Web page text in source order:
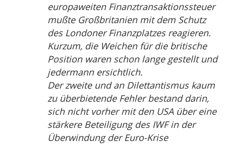
europaweiten Finanztransaktionssteuer
mußte Großbritanien mit dem Schutz
des Londoner Finanzplatzes reagieren.
Kurzum, die Weichen für die britische
Position waren schon lange gestellt und
jedermann ersichtlich.
Der zweite und an Dilettantismus kaum
zu überbietende Fehler bestand darin,
sich nicht vorher mit den USA über eine
stärkere Beteiligung des IWF in der
Überwindung der Euro-Krise